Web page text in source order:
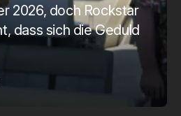
2026, doch Rockstar
dass sich die Geduld